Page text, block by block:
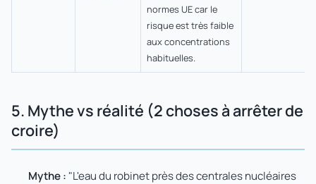
normes UE car le
risque est très faible
aux concentrations
habituelles.
5. Mythe vs réalité (2 choses à arrêter de
croire)
Mythe : "L'eau du robinet près des centrales nucléaires